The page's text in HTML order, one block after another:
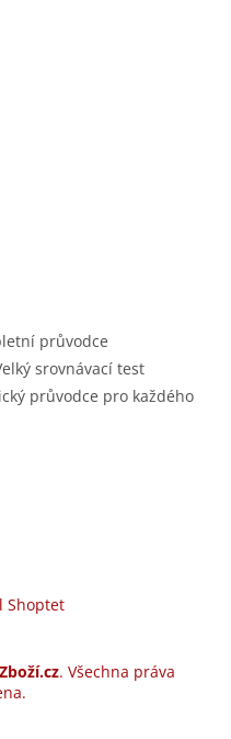
průvodce
srovnávací test
průvodce pro každého
Shoptet
. Všechna práva